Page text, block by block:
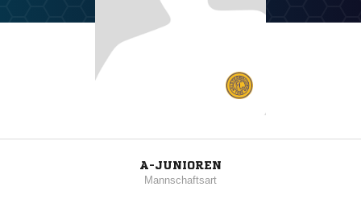
A-JUNIOREN
Mannschaftsart